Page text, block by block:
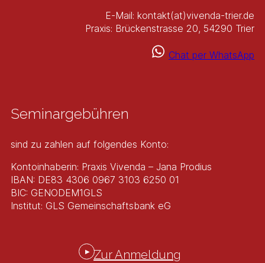
E-Mail: kontakt(at)vivenda-trier.de
Praxis: Brückenstrasse 20, 54290 Trier
Chat per WhatsApp
Seminargebühren
sind zu zahlen auf folgendes Konto:
Kontoinhaberin: Praxis Vivenda – Jana Prodius
IBAN: DE83 4306 0967 3103 6250 01
BIC: GENODEM1GLS
Institut: GLS Gemeinschaftsbank eG
ZurAnmeldung